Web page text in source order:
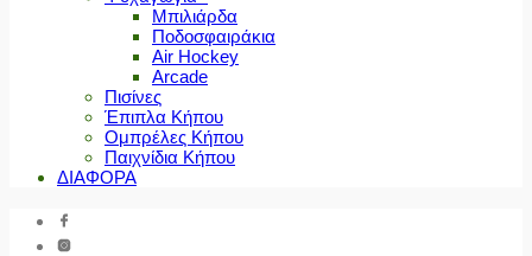
Μπιλιάρδα
Ποδοσφαιράκια
Air Hockey
Arcade
Πισίνες
Έπιπλα Κήπου
Ομπρέλες Κήπου
Παιχνίδια Κήπου
ΔΙΑΦΟΡΑ